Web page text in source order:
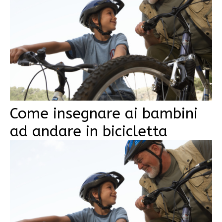
Come insegnare ai bambini
ad andare in bicicletta